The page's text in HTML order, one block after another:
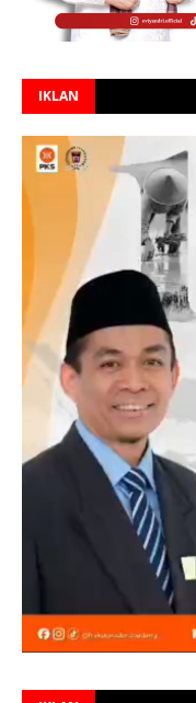
IKLAN